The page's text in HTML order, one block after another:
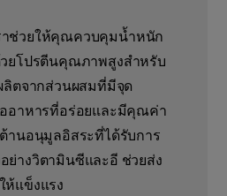
าช่วยให้คุณควบคุมน้ำหนัก
ยโปรตีนคุณภาพสูงสำหรับ
ลิตจากส่วนผสมที่มีจุด
ออาหารที่อร่อยและมีคุณค่า
านอนุมูลอิสระที่ได้รับการ
ย่างวิตามินซีและอี ช่วยส่ง
ห้แข็งแรง